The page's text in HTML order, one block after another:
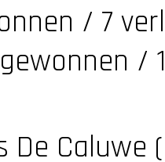
/ 7
/
De Caluwe